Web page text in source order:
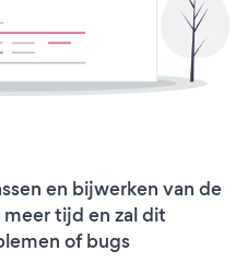
en bijwerken van de
tijd en zal dit
of bugs